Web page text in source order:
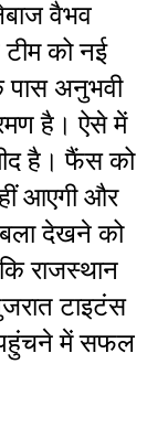
वैभव
को नई
पास अनुभवी
है। ऐसे में
है। फैंस को
आएगी और
देखने को
राजस्थान
टाइटंस
पहुंचने में सफल